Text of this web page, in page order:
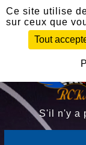
S'il n'y a
Panneau de
Ce site utilise
sur ceux que
Tout